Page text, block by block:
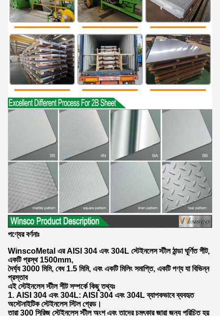
পণ্যের বর্ণনাঃ
WinscoMetal এর AISI 304 এবং 304L স্টেইনলেস স্টীল ঠান্ডা ঘূর্ণিত শীট,
একটি প্রস্থ 1500mm,
দৈর্ঘ্য 3000 মিমি, বেধ 1.5 মিমি, এবং একটি মিলিং সমাপ্তি, একটি পণ্য যা বিভিন্ন
প্রস্তাব
এই স্টেইনলেস স্টীল শীট সম্পর্কে কিছু তথ্যঃ
1. AISI 304 এবং 304L: AISI 304 এবং 304L ব্যাপকভাবে ব্যবহৃত
অস্টেনাইটিক স্টেইনলেস স্টিল গ্রেড।
তারা 300 সিরিজ স্টেইনলেস স্টীল অংশ এবং তাদের চমৎকার জারা জন্য পরিচিত হয়